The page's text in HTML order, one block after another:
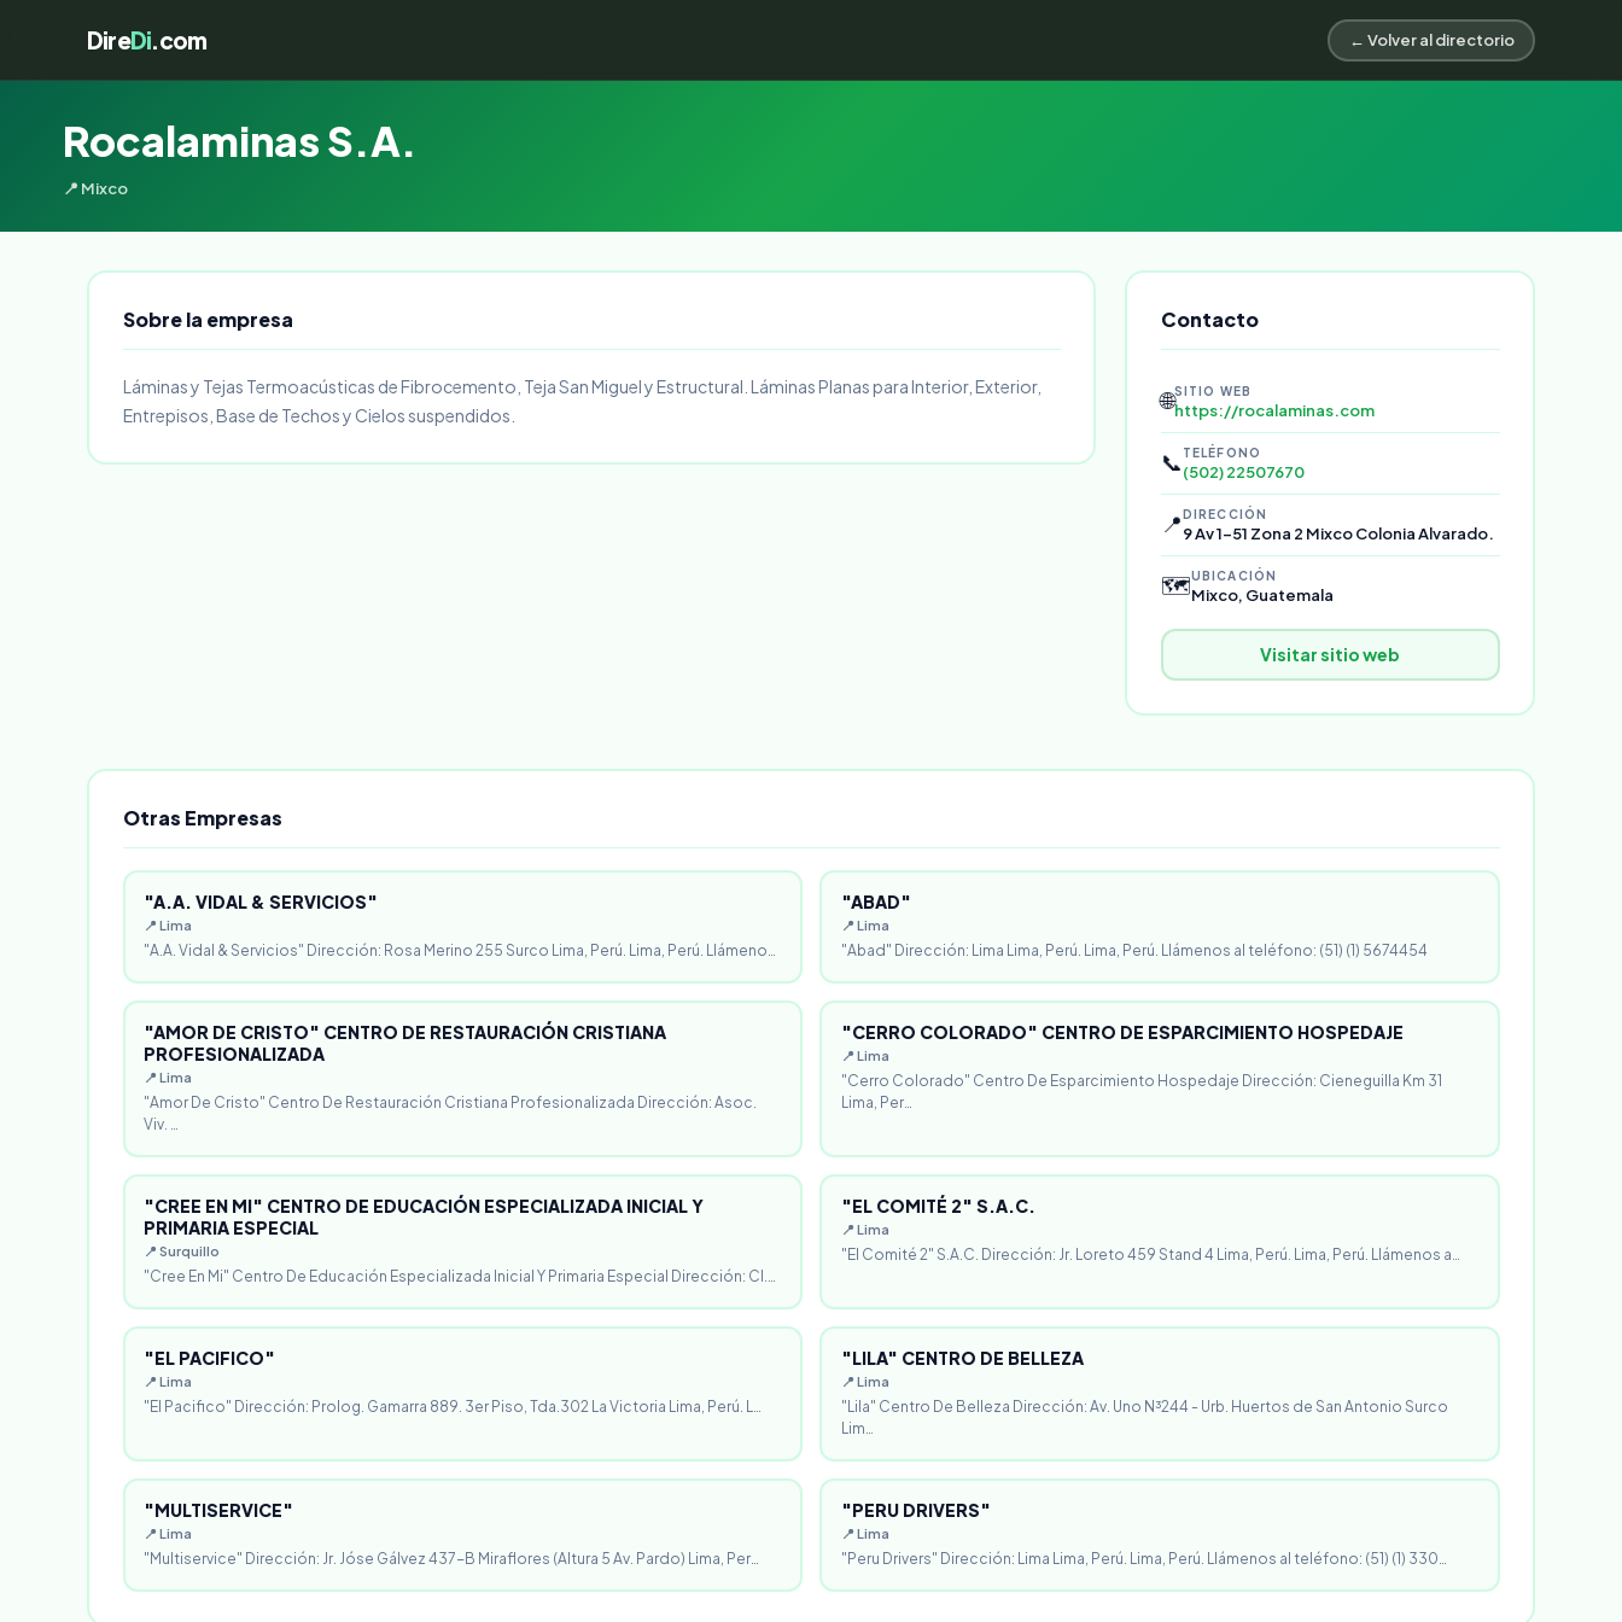
DireDi.com ← Volver al directorio
Rocalaminas S.A.
📍 Mixco
Sobre la empresa
Láminas y Tejas Termoacústicas de Fibrocemento, Teja San Miguel y Estructural. Láminas Planas para Interior, Exterior,
Entrepisos, Base de Techos y Cielos suspendidos.
Contacto
🌐SITIO WEB
https://rocalaminas.com
📞 TELÉFONO
(502) 22507670
📍DIRECCIÓN
9 Av 1-51 Zona 2 Mixco Colonia Alvarado.
🗺️UBICACIÓN
Mixco, Guatemala
Visitar sitio web
Otras Empresas
"A.A. VIDAL & SERVICIOS"
📍 Lima
"A.A. Vidal & Servicios" Dirección: Rosa Merino 255 Surco Lima, Perú. Lima, Perú. Llámeno…
"ABAD"
📍 Lima
"Abad" Dirección: Lima Lima, Perú. Lima, Perú. Llámenos al teléfono: (51) (1) 5674454
"AMOR DE CRISTO" CENTRO DE RESTAURACIÓN CRISTIANA
PROFESIONALIZADA
📍 Lima
"Amor De Cristo" Centro De Restauración Cristiana Profesionalizada Dirección: Asoc.
Viv. …
"CERRO COLORADO" CENTRO DE ESPARCIMIENTO HOSPEDAJE
📍 Lima
"Cerro Colorado" Centro De Esparcimiento Hospedaje Dirección: Cieneguilla Km 31
Lima, Per…
"CREE EN MI" CENTRO DE EDUCACIÓN ESPECIALIZADA INICIAL Y
PRIMARIA ESPECIAL
📍 Surquillo
"Cree En Mi" Centro De Educación Especializada Inicial Y Primaria Especial Dirección: Cl.…
"EL COMITÉ 2" S.A.C.
📍 Lima
"El Comité 2" S.A.C. Dirección: Jr. Loreto 459 Stand 4 Lima, Perú. Lima, Perú. Llámenos a…
"EL PACIFICO"
📍 Lima
"El Pacifico" Dirección: Prolog. Gamarra 889. 3er Piso, Tda.302 La Victoria Lima, Perú. L…
"LILA" CENTRO DE BELLEZA
📍 Lima
"Lila" Centro De Belleza Dirección: Av. Uno N³244 - Urb. Huertos de San Antonio Surco
Lim…
"MULTISERVICE"
📍 Lima
"Multiservice" Dirección: Jr. Jóse Gálvez 437-B Miraflores (Altura 5 Av. Pardo) Lima, Per…
"PERU DRIVERS"
📍 Lima
"Peru Drivers" Dirección: Lima Lima, Perú. Lima, Perú. Llámenos al teléfono: (51) (1) 330…